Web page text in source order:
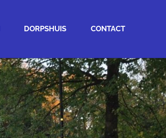
DORPSHUIS CONTACT